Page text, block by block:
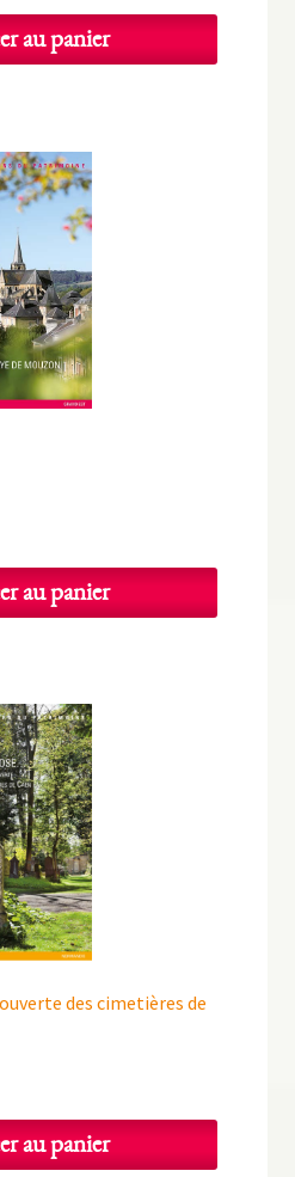
au panier
au panier
des cimetières de
au panier